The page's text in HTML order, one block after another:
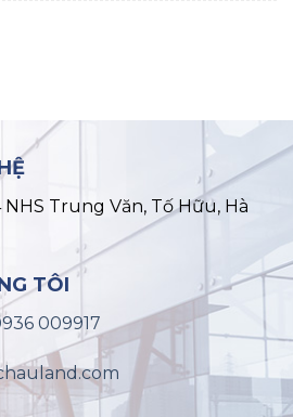
Trung Văn, Tố Hữu, Hà
TÔI
009917